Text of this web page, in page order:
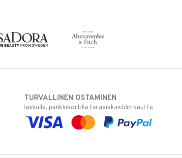
TURVALLINEN OSTAMINEN
laskulla, pankkikortilla tai asiakastilin kautta